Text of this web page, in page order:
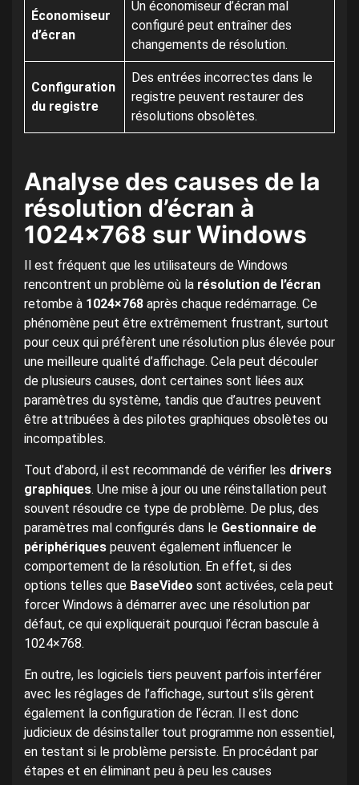
Économiseur
d’écran
Un économiseur d’écran mal
configuré peut entraîner des
changements de résolution.
Configuration
du registre
Des entrées incorrectes dans le
registre peuvent restaurer des
résolutions obsolètes.
Analyse des causes de la
résolution d’écran à
1024×768 sur Windows
Il est fréquent que les utilisateurs de Windows
rencontrent un problème où la résolution de l’écran
retombe à 1024×768 après chaque redémarrage. Ce
phénomène peut être extrêmement frustrant, surtout
pour ceux qui préfèrent une résolution plus élevée pour
une meilleure qualité d’affichage. Cela peut découler
de plusieurs causes, dont certaines sont liées aux
paramètres du système, tandis que d’autres peuvent
être attribuées à des pilotes graphiques obsolètes ou
incompatibles.
Tout d’abord, il est recommandé de vérifier les drivers
graphiques. Une mise à jour ou une réinstallation peut
souvent résoudre ce type de problème. De plus, des
paramètres mal configurés dans le Gestionnaire de
périphériques peuvent également influencer le
comportement de la résolution. En effet, si des
options telles que BaseVideo sont activées, cela peut
forcer Windows à démarrer avec une résolution par
défaut, ce qui expliquerait pourquoi l’écran bascule à
1024×768.
En outre, les logiciels tiers peuvent parfois interférer
avec les réglages de l’affichage, surtout s’ils gèrent
également la configuration de l’écran. Il est donc
judicieux de désinstaller tout programme non essentiel,
en testant si le problème persiste. En procédant par
étapes et en éliminant peu à peu les causes